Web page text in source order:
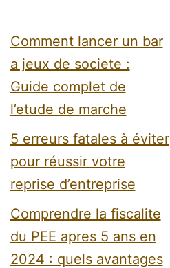
Comment lancer un bar
a jeux de societe :
Guide complet de
l’etude de marche
5 erreurs fatales à éviter
pour réussir votre
reprise d’entreprise
Comprendre la fiscalite
du PEE apres 5 ans en
2024 : quels avantages